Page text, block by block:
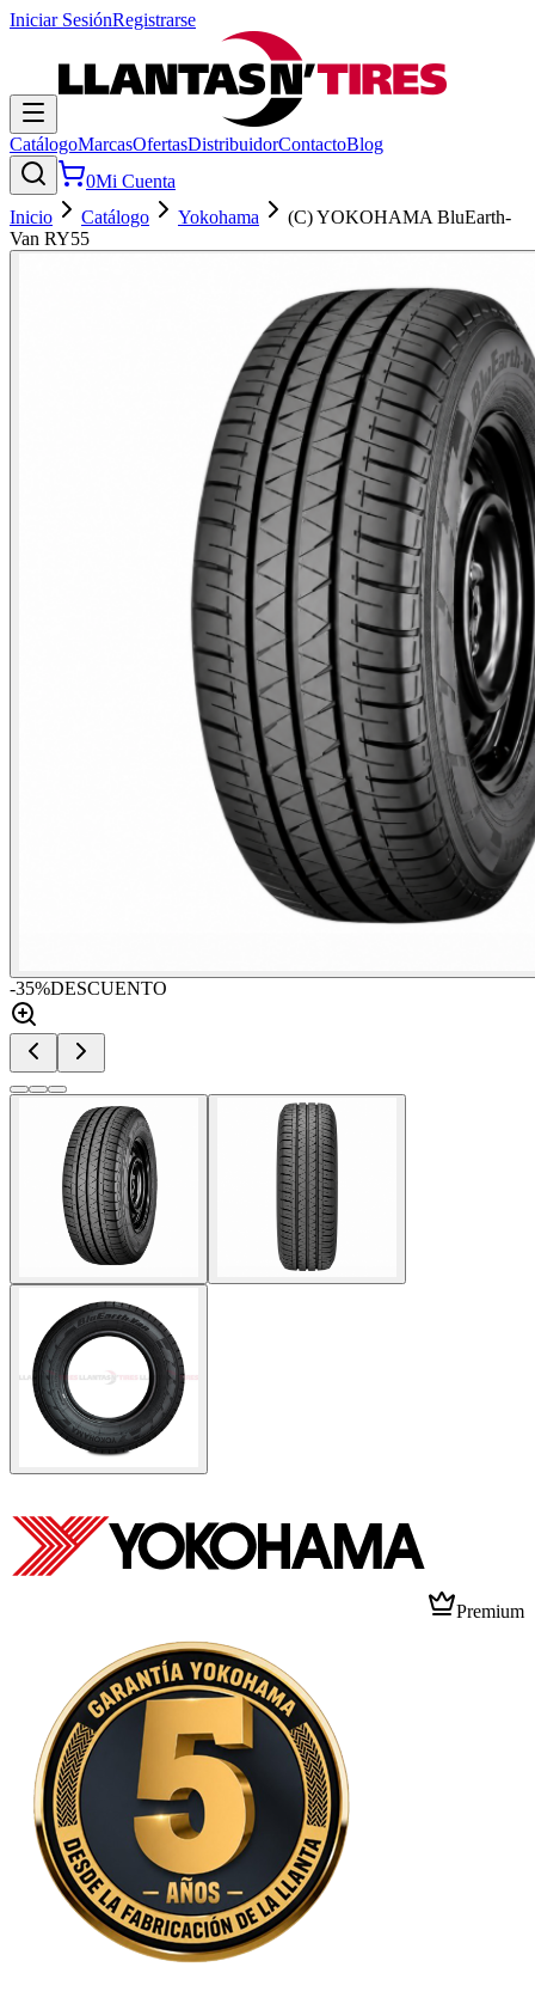
Iniciar SesiónRegistrarse
CatálogoMarcasOfertasDistribuidorContactoBlog
0Mi Cuenta
Inicio
Catálogo Yokohama
(C) YOKOHAMA BluEarth-
Van RY55
-35%DESCUENTO
Premium